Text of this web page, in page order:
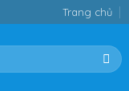
Trang chủ